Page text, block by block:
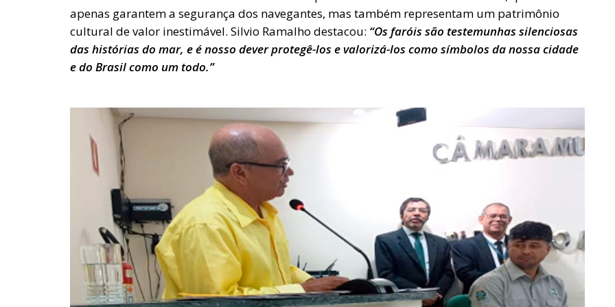
apenas garantem a segurança dos navegantes, mas também representam um patrimônio
cultural de valor inestimável. Silvio Ramalho destacou: “Os faróis são testemunhas silenciosas
das histórias do mar, e é nosso dever protegê-los e valorizá-los como símbolos da nossa cidade
e do Brasil como um todo.”